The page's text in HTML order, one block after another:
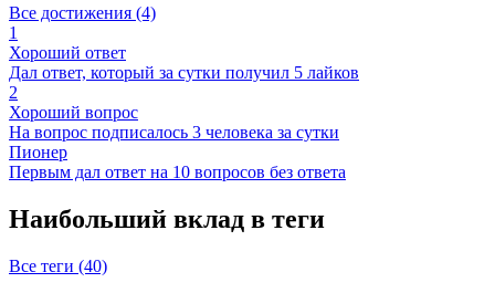
Все достижения (4)
1
Хороший ответ
Дал ответ, который за сутки получил 5 лайков
2
Хороший вопрос
На вопрос подписалось 3 человека за сутки
Пионер
Первым дал ответ на 10 вопросов без ответа
Наибольший вклад в теги
Все теги (40)